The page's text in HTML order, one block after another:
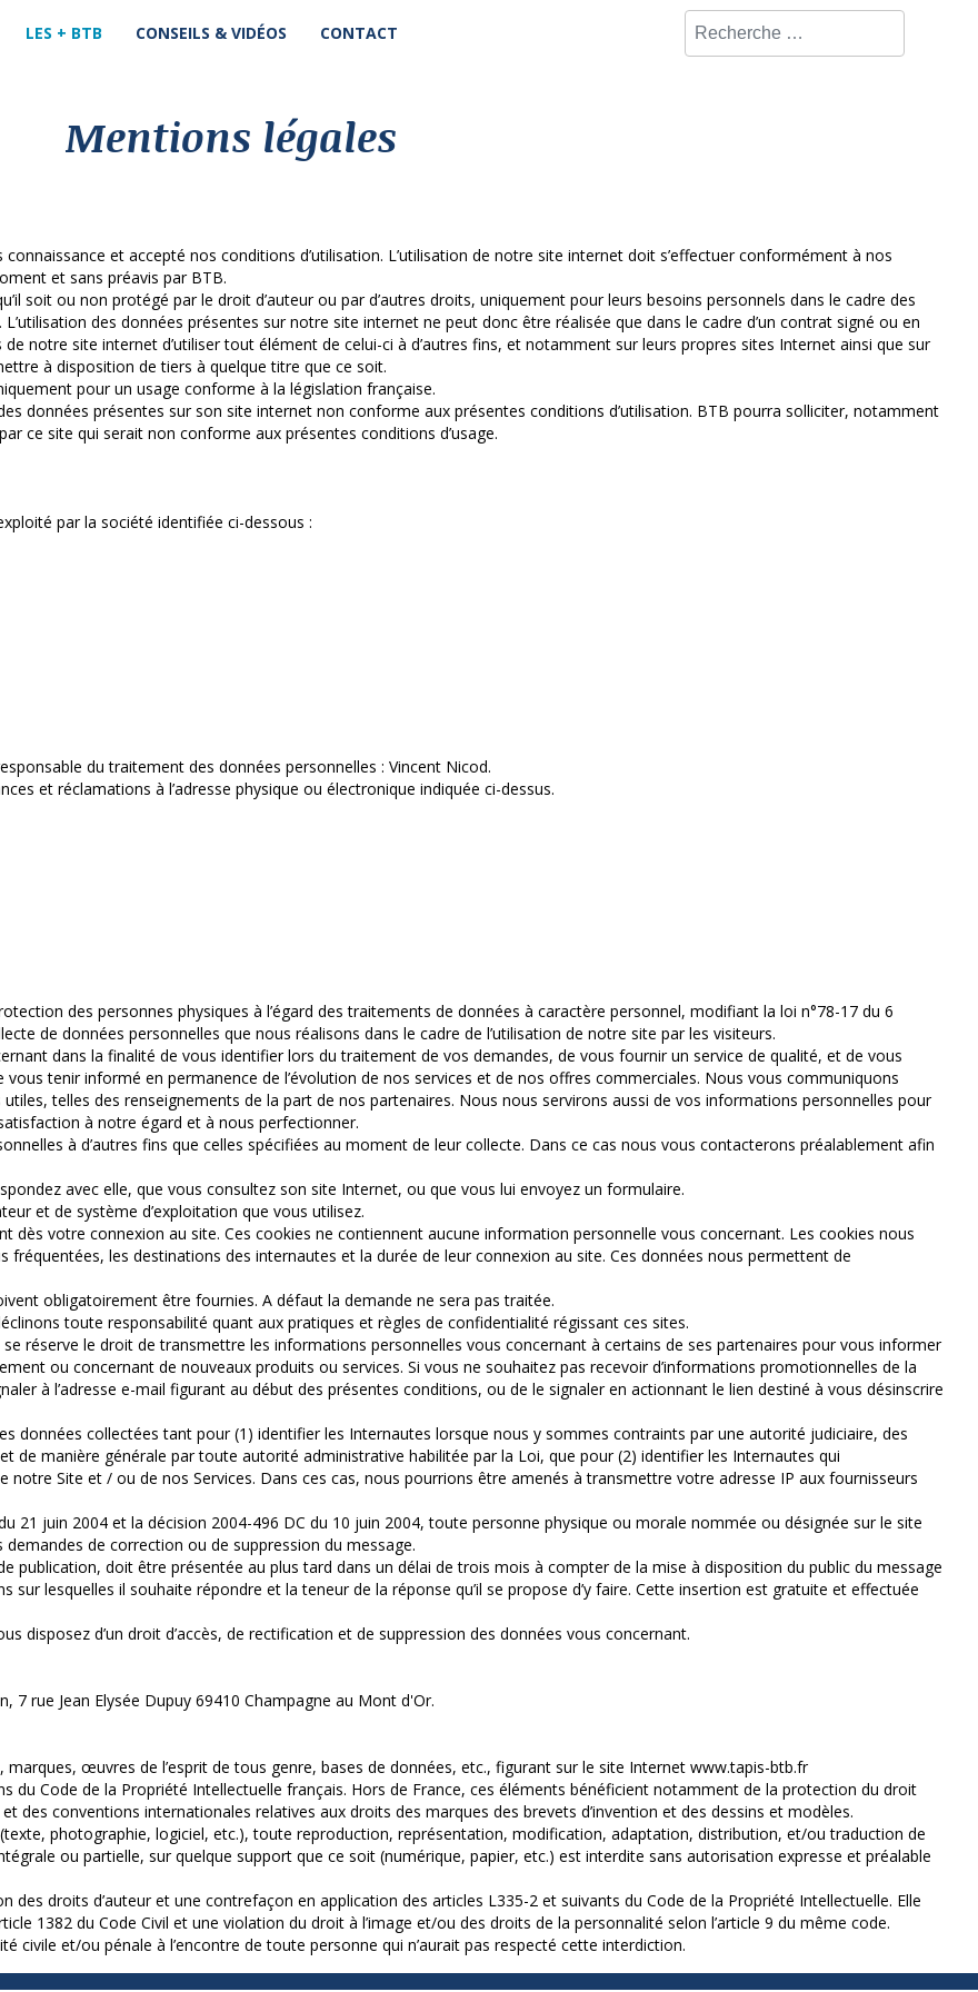
LES + BTB CONSEILS & VIDÉOS CONTACT
Valider
Mentions légales
et accepté nos conditions d’utilisation. L’utilisation de notre site internet doit s’effectuer conformément à nos
et sans préavis par BTB.
soit ou non protégé par le droit d’auteur ou par d’autres droits, uniquement pour leurs besoins personnels dans le cadre des
des données présentes sur notre site internet ne peut donc être réalisée que dans le cadre d’un contrat signé ou en
notre site internet d’utiliser tout élément de celui-ci à d’autres fins, et notamment sur leurs propres sites Internet ainsi que sur
à disposition de tiers à quelque titre que ce soit.
pour un usage conforme à la législation française.
données présentes sur son site internet non conforme aux présentes conditions d’utilisation. BTB pourra solliciter, notamment
ce site qui serait non conforme aux présentes conditions d’usage.
par la société identifiée ci-dessous :
du traitement des données personnelles : Vincent Nicod.
et réclamations à l’adresse physique ou électronique indiquée ci-dessus.
des personnes physiques à l’égard des traitements de données à caractère personnel, modifiant la loi n°78-17 du 6
de données personnelles que nous réalisons dans le cadre de l’utilisation de notre site par les visiteurs.
dans la finalité de vous identifier lors du traitement de vos demandes, de vous fournir un service de qualité, et de vous
vous tenir informé en permanence de l’évolution de nos services et de nos offres commerciales. Nous vous communiquons
telles des renseignements de la part de nos partenaires. Nous nous servirons aussi de vos informations personnelles pour
à notre égard et à nous perfectionner.
à d’autres fins que celles spécifiées au moment de leur collecte. Dans ce cas nous vous contacterons préalablement afin
avec elle, que vous consultez son site Internet, ou que vous lui envoyez un formulaire.
et de système d’exploitation que vous utilisez.
dès votre connexion au site. Ces cookies ne contiennent aucune information personnelle vous concernant. Les cookies nous
les destinations des internautes et la durée de leur connexion au site. Ces données nous permettent de
obligatoirement être fournies. A défaut la demande ne sera pas traitée.
toute responsabilité quant aux pratiques et règles de confidentialité régissant ces sites.
réserve le droit de transmettre les informations personnelles vous concernant à certains de ses partenaires pour vous informer
ou concernant de nouveaux produits ou services. Si vous ne souhaitez pas recevoir d’informations promotionnelles de la
à l’adresse e-mail figurant au début des présentes conditions, ou de le signaler en actionnant le lien destiné à vous désinscrire
données collectées tant pour (1) identifier les Internautes lorsque nous y sommes contraints par une autorité judiciaire, des
manière générale par toute autorité administrative habilitée par la Loi, que pour (2) identifier les Internautes qui
notre Site et / ou de nos Services. Dans ces cas, nous pourrions être amenés à transmettre votre adresse IP aux fournisseurs
21 juin 2004 et la décision 2004-496 DC du 10 juin 2004, toute personne physique ou morale nommée ou désignée sur le site
de correction ou de suppression du message.
publication, doit être présentée au plus tard dans un délai de trois mois à compter de la mise à disposition du public du message
lesquelles il souhaite répondre et la teneur de la réponse qu’il se propose d’y faire. Cette insertion est gratuite et effectuée
disposez d’un droit d’accès, de rectification et de suppression des données vous concernant.
7 rue Jean Elysée Dupuy 69410 Champagne au Mont d'Or.
œuvres de l’esprit de tous genre, bases de données, etc., figurant sur le site Internet www.tapis-btb.fr
du Code de la Propriété Intellectuelle français. Hors de France, ces éléments bénéficient notamment de la protection du droit
des conventions internationales relatives aux droits des marques des brevets d’invention et des dessins et modèles.
(texte, photographie, logiciel, etc.), toute reproduction, représentation, modification, adaptation, distribution, et/ou traduction de
ou partielle, sur quelque support que ce soit (numérique, papier, etc.) est interdite sans autorisation expresse et préalable
droits d’auteur et une contrefaçon en application des articles L335-2 et suivants du Code de la Propriété Intellectuelle. Elle
1382 du Code Civil et une violation du droit à l’image et/ou des droits de la personnalité selon l’article 9 du même code.
civile et/ou pénale à l’encontre de toute personne qui n’aurait pas respecté cette interdiction.